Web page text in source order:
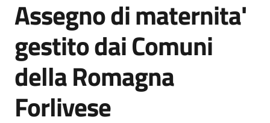
Centri
per
famiglie
Informazioni
locali
Assegno di maternita'
gestito dai Comuni
della Romagna
Forlivese